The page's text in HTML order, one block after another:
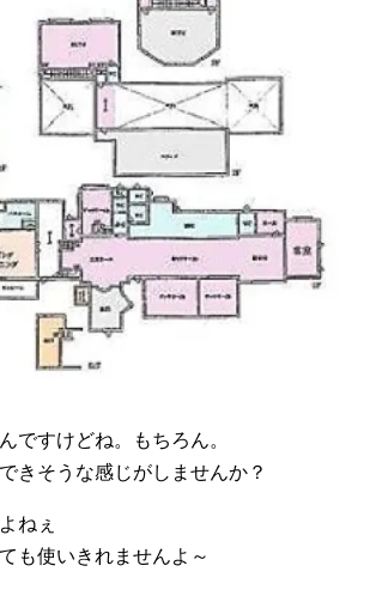
ですけどね。もちろん。
きそうな感じがしませんか？
ねぇ
も使いきれませんよ～